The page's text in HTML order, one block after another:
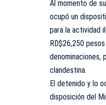
Al momento de
ocupó un
para la actividad
RD$26,250
denominaciones,
clandestina.
El detenido y lo
disposición del